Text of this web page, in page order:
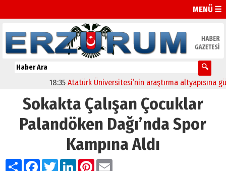
MENÜ ☰
18:35 Atatürk Üniversitesi’nin araştırma altyapısına güçlü
Sokakta Çalışan Çocuklar
Palandöken Dağı’nda Spor
Kampına Aldı
PaylaşFacebook
TwitterLinkedIn
Pinterest
Email